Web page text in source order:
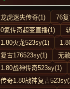
龙虎迷失传奇(1)
76
0氪传奇超变直播(1)
1.80火龙523sy(1)
复古176523sy(1)
无
1.80战神传奇523sy(1)
传奇1.80战神复古